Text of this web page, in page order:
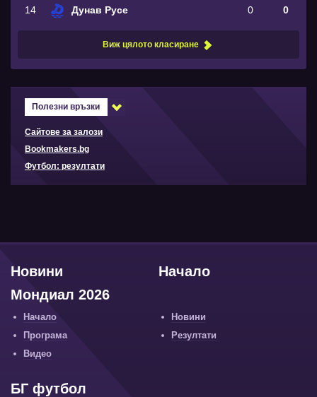
14 Дунав Русе 0 0
Виж цялото класиране
Полезни връзки
Сайтове за залози
Bookmakers.bg
Футбол: резултати
Начало
Новини
Мондиал 2026
Начало
Новини
Програма
Резултати
Видео
БГ футбол